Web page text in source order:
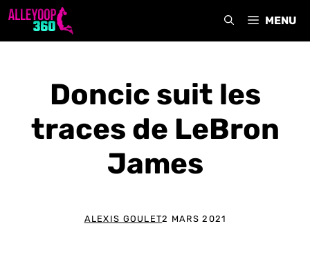
Aller
MENU
Doncic suit les
traces de LeBron
James
ALEXIS GOULET2 MARS 2021